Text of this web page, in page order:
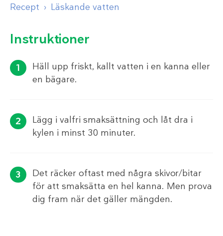
Recept Läskande vatten
Instruktioner
Häll upp friskt, kallt vatten i en kanna eller
en bägare.
Lägg i valfri smaksättning och låt dra i
kylen i minst 30 minuter.
Det räcker oftast med några skivor/bitar
för att smaksätta en hel kanna. Men prova
dig fram när det gäller mängden.